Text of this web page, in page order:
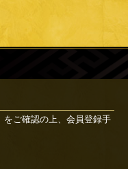
をご確認の上、会員登録手